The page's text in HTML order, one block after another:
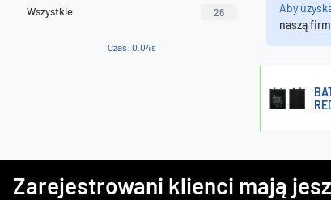
Wszystkie 26
Czas: 0.04s
Aby
naszą
Zarejestrowani klienci mają